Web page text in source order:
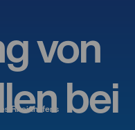
Rheinhafens
von
bei